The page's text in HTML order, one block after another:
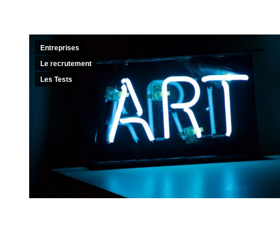
Entreprises
Le recrutement
Les Tests